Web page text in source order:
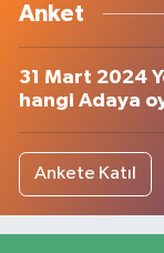
Anket
31 Mart 2024
hangi Adaya
Ankete Katıl